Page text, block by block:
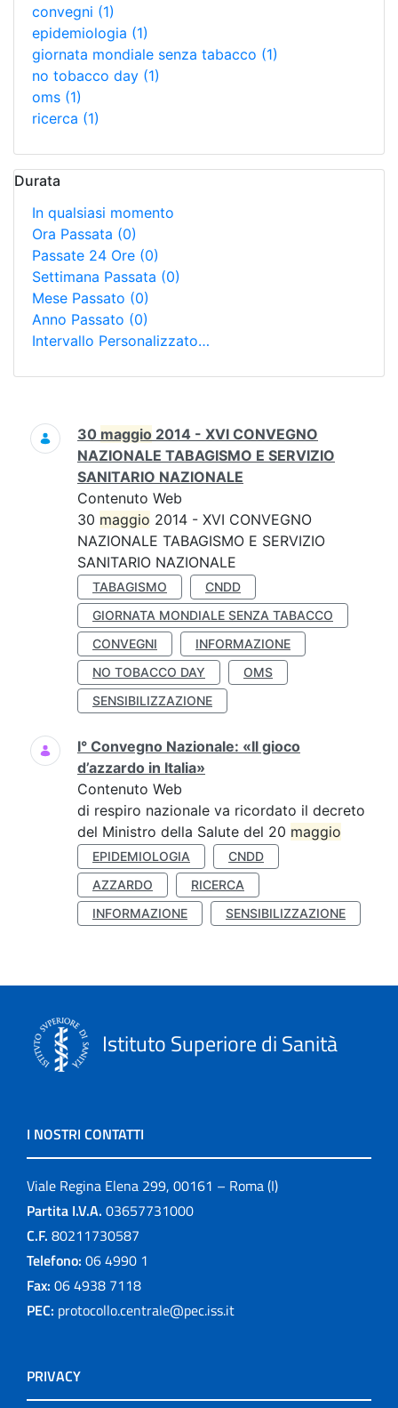
convegni (1)
epidemiologia (1)
giornata mondiale senza tabacco (1)
no tobacco day (1)
oms (1)
ricerca (1)
Durata
In qualsiasi momento
Ora Passata (0)
Passate 24 Ore (0)
Settimana Passata (0)
Mese Passato (0)
Anno Passato (0)
Intervallo Personalizzato…
Ricerca
30 maggio 2014 - XVI CONVEGNO
NAZIONALE TABAGISMO E SERVIZIO
SANITARIO NAZIONALE
Contenuto Web
30 maggio 2014 - XVI CONVEGNO
NAZIONALE TABAGISMO E SERVIZIO
SANITARIO NAZIONALE
TABAGISMO
CNDD
GIORNATA MONDIALE SENZA TABACCO
CONVEGNI
INFORMAZIONE
NO TOBACCO DAY
OMS
SENSIBILIZZAZIONE
I° Convegno Nazionale: «Il gioco
d’azzardo in Italia»
Contenuto Web
di respiro nazionale va ricordato il decreto
del Ministro della Salute del 20 maggio
EPIDEMIOLOGIA
CNDD
AZZARDO
RICERCA
INFORMAZIONE
SENSIBILIZZAZIONE
Istituto Superiore di Sanità
I NOSTRI CONTATTI
Viale Regina Elena 299, 00161 – Roma (I)
Partita I.V.A. 03657731000
C.F. 80211730587
Telefono: 06 4990 1
Fax: 06 4938 7118
PEC: protocollo.centrale@pec.iss.it
PRIVACY